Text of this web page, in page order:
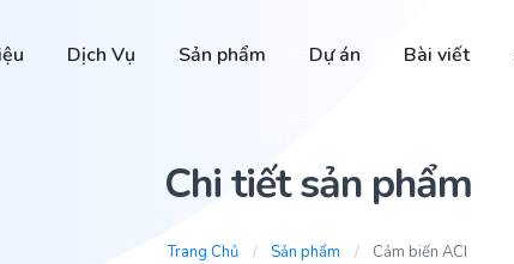
Dịch Vụ Sản phẩm Dự án Bài viết
Chi tiết sản phẩm
Trang Chủ Sản phẩm Cảm biến ACI